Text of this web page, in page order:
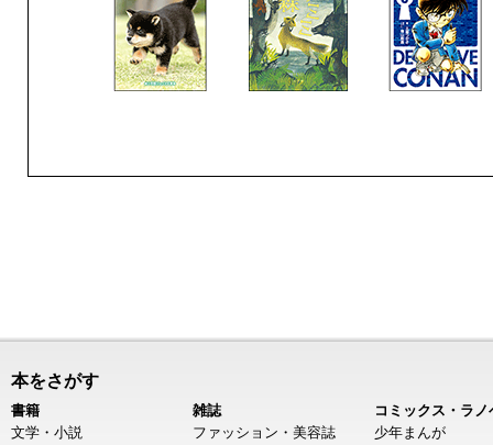
本をさがす
書籍
文学・小説
雑誌
ファッション・美容誌
コミックス・ラノ
少年まんが